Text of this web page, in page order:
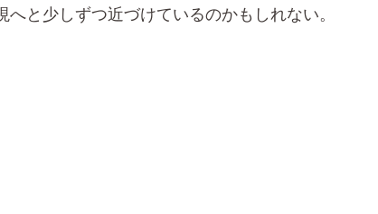
と少しずつ近づけているのかもしれない。